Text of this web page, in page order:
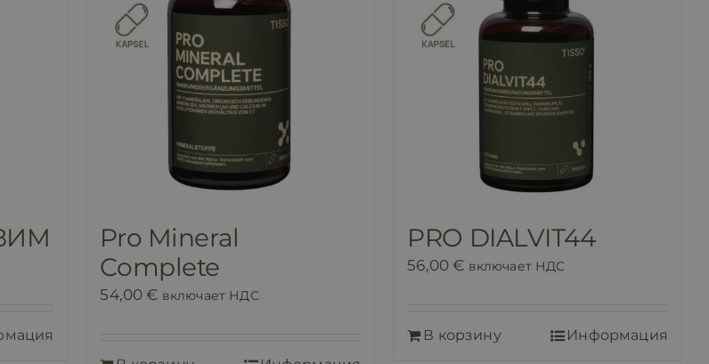
Pro Mineral
Complete
54,00€ включает НДС
PRO DIALVIT44
56,00€ включает НДС
В корзину Информация